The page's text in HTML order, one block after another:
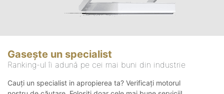
Gasește un specialist
Ranking-ul îi adună pe cei mai buni din industrie
Cauți un specialist in apropierea ta? Verificați motorul